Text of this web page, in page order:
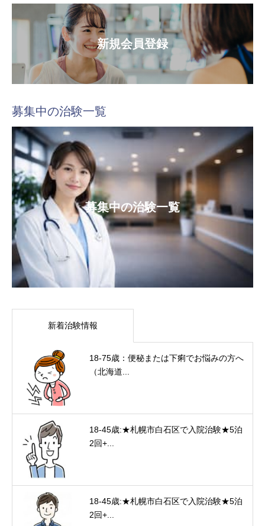
新規会員登録
募集中の治験一覧
募集中の治験一覧
新着治験情報
18-75歳：便秘または下痢でお悩みの方へ
（北海道...
18-45歳:★札幌市白石区で入院治験★5泊
2回+...
18-45歳:★札幌市白石区で入院治験★5泊
2回+...